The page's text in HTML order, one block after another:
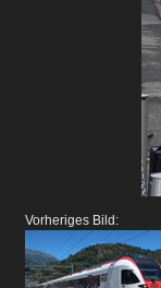
Vorheriges Bild: